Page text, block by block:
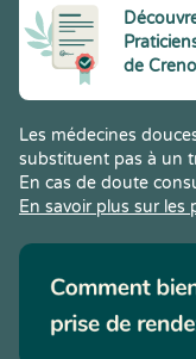
de
Les médecines
substituent pas à un
En cas de doute
En savoir plus sur